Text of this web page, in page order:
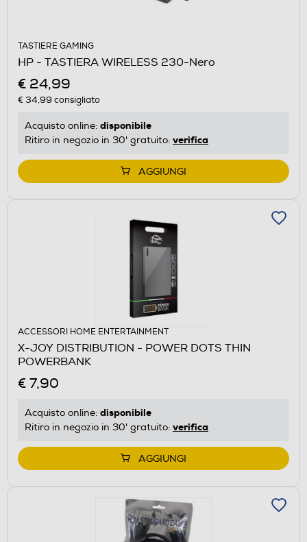
TASTIERE GAMING
HP - TASTIERA WIRELESS 230-Nero
€ 24,99
€ 34,99 consigliato
Acquisto online: disponibile
Ritiro in negozio in 30' gratuito: verifica
AGGIUNGI
ACCESSORI HOME ENTERTAINMENT
X-JOY DISTRIBUTION - POWER DOTS THIN
POWERBANK
€ 7,90
Acquisto online: disponibile
Ritiro in negozio in 30' gratuito: verifica
AGGIUNGI